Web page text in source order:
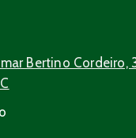
Bertino Cordeiro,